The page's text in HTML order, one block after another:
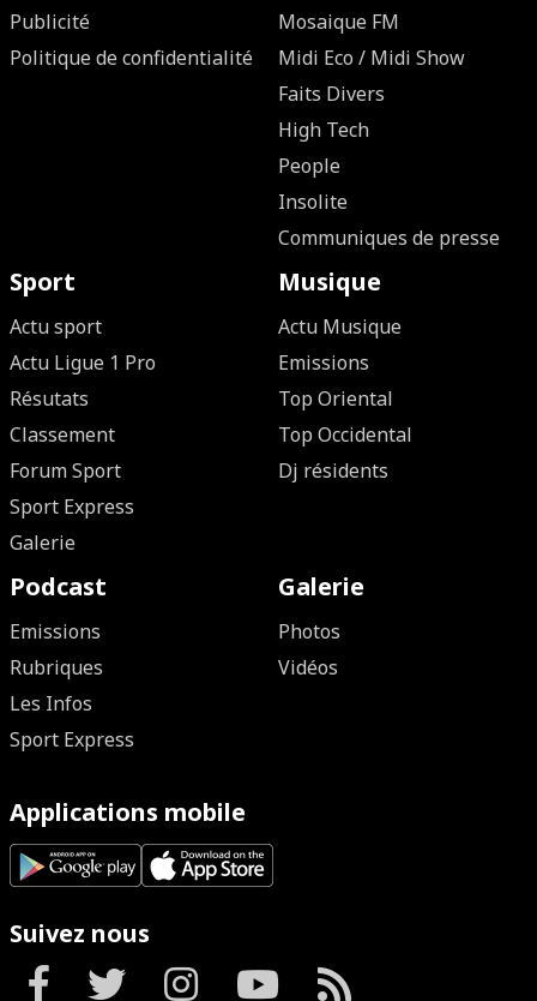
Publicité
Politique de confidentialité
Mosaique FM
Midi Eco / Midi Show
Faits Divers
High Tech
People
Insolite
Communiques de presse
Sport
Actu sport
Actu Ligue 1 Pro
Résutats
Classement
Forum Sport
Sport Express
Galerie
Musique
Actu Musique
Emissions
Top Oriental
Top Occidental
Dj résidents
Podcast
Emissions
Rubriques
Les Infos
Sport Express
Galerie
Photos
Vidéos
Applications mobile
Suivez nous